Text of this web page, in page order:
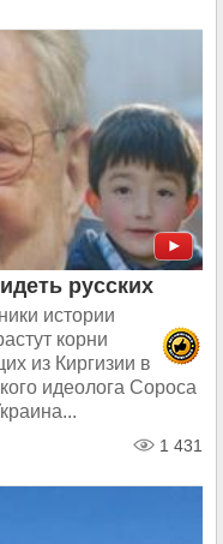
русских
истории
корни
из Киргизии в
идеолога Сороса
1 431